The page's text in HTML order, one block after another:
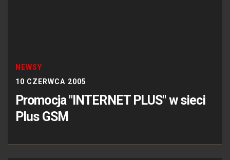
NEWSY
10 CZERWCA 2005
Promocja "INTERNET PLUS" w sieci
Plus GSM